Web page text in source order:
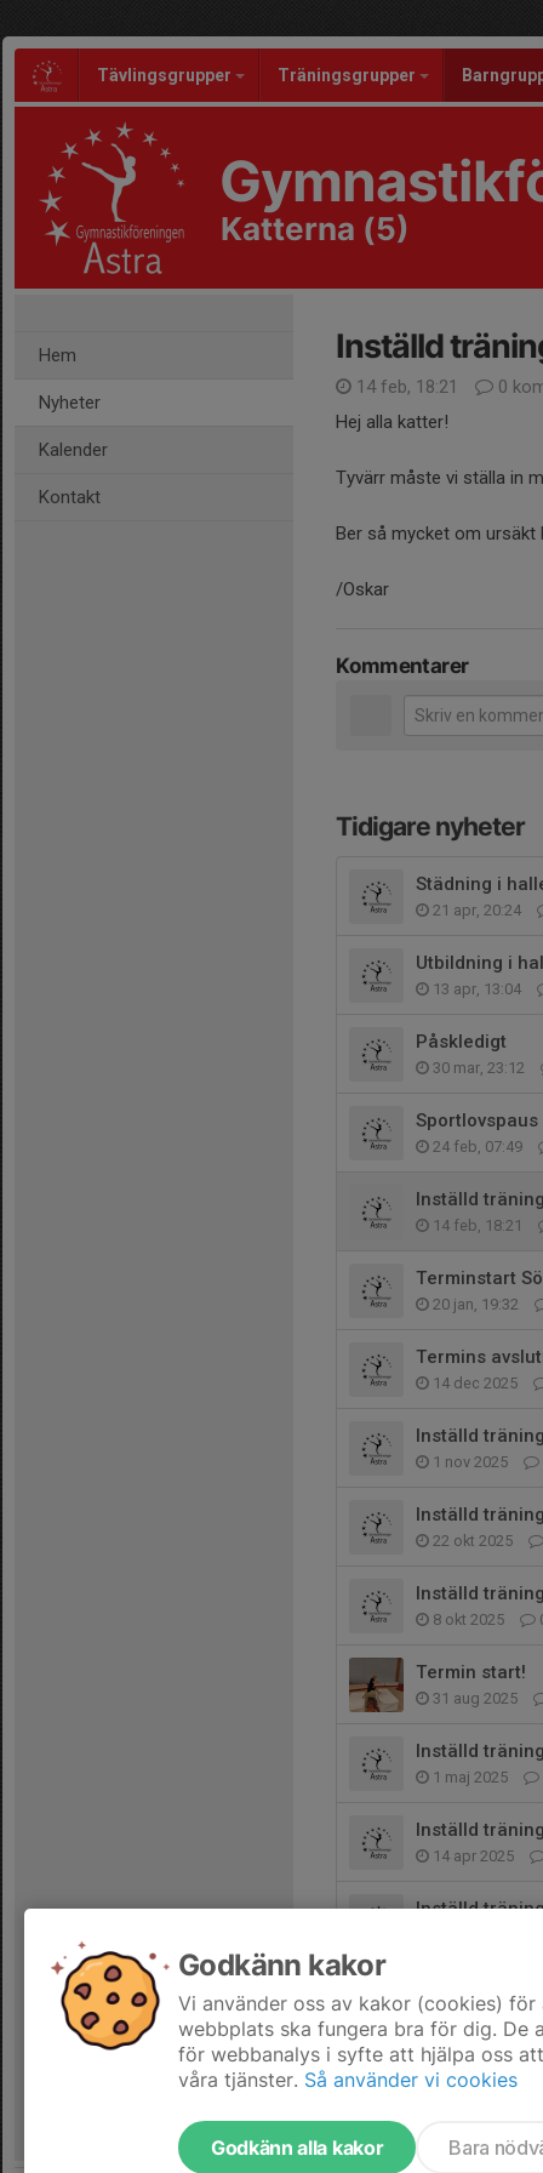
Tävlingsgrupper Träningsgrupper
Katterna (5)
Hem
Nyheter
Kalender
Kontakt
Inställd
14 feb, 18:21
0
Hej alla katter!
Tyvärr måste vi ställa in
Ber så mycket om
/Oskar
Kommentarer
Tidigare nyheter
Städning i
21 apr, 20:24
Utbildning i
13 apr, 13:04
Påskledigt
30 mar, 23:12
Sportlovspaus
24 feb, 07:49
Inställd träning
14 feb, 18:21
Terminstart
20 jan, 19:32
Termins
14 dec 2025
Inställd
1 nov 2025
Inställd
22 okt 2025
Inställd
8 okt 2025
Termin start!
31 aug 2025
Inställd
1 maj 2025
Inställd
14 apr 2025
Inställd
30 jan 2025
Godkänn kakor
Vi använder oss av kakor (cookies)
webbplats ska fungera bra för dig. De
för webbanalys i syfte att hjälpa oss
våra tjänster. Så använder vi cookies
Godkänn alla kakor Bara